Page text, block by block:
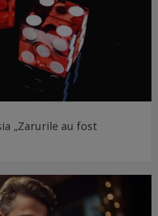
„Zarurile au fost